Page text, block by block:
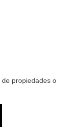
propiedades o